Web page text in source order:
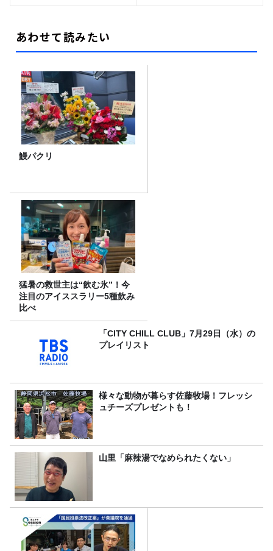
あわせて読みたい
鰻パクリ
猛暑の救世主は“飲む氷”！今
注目のアイススラリー5種飲み
比べ
「CITY CHILL CLUB」7月29日（水）の
プレイリスト
様々な動物が暮らす佐藤牧場！フレッシ
ュチーズプレゼントも！
山里「麻辣湯でなめられたくない」